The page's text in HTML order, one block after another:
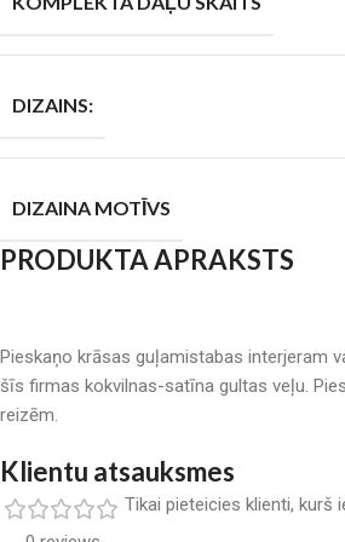
DIZAINS:
DIZAINA MOTĪVS
PRODUKTA APRAKSTS
Pieskaņo krāsas guļamistabas interjeram
šīs firmas kokvilnas-satīna gultas veļu.
reizēm.
Klientu atsauksmes
Tikai pieteicies klienti, kurš